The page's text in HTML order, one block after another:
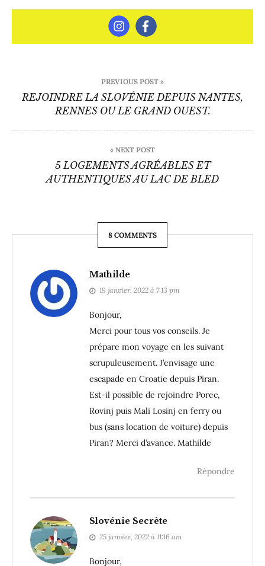
de
l’article
PREVIOUS POST »
REJOINDRE LA SLOVÉNIE DEPUIS NANTES,
RENNES OU LE GRAND OUEST.
« NEXT POST
5 LOGEMENTS AGRÉABLES ET
AUTHENTIQUES AU LAC DE BLED
8 COMMENTS
Mathilde
19 janvier, 2022 à 7:13 pm
Bonjour,
Merci pour tous vos conseils. Je
prépare mon voyage en les suivant
scrupuleusement. J’envisage une
escapade en Croatie depuis Piran.
Est-il possible de rejoindre Porec,
Rovinj puis Mali Losinj en ferry ou
bus (sans location de voiture) depuis
Piran? Merci d’avance. Mathilde
Répondre
Slovénie Secrète
25 janvier, 2022 à 11:16 am
Bonjour,